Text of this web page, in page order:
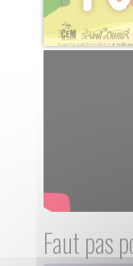
Faut pas